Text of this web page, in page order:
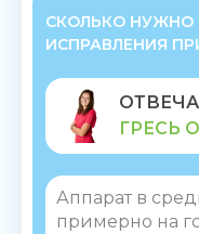
СКОЛЬКО НУЖНО
ИСПРАВЛЕНИЯ
ГРЕСЬ
Аппарат в
примерно на